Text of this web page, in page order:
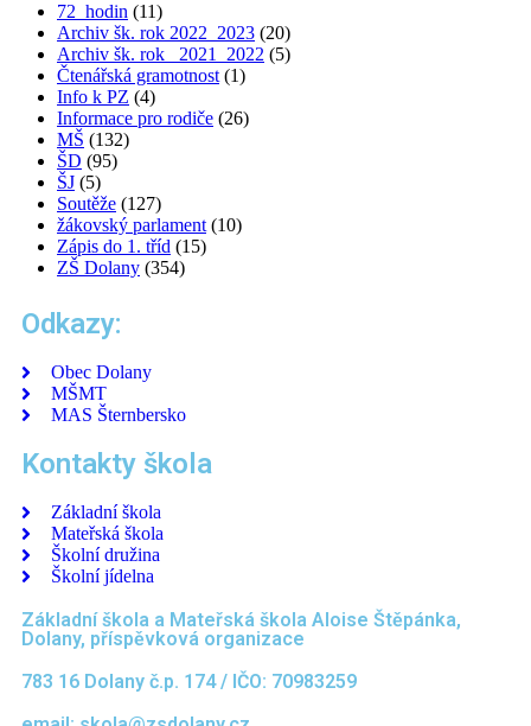
72_hodin (11)
Archiv šk. rok 2022_2023 (20)
Archiv šk. rok_ 2021_2022 (5)
Čtenářská gramotnost (1)
Info k PZ (4)
Informace pro rodiče (26)
MŠ (132)
ŠD (95)
ŠJ (5)
Soutěže (127)
žákovský parlament (10)
Zápis do 1. tříd (15)
ZŠ Dolany (354)
Odkazy:
Obec Dolany
MŠMT
MAS Šternbersko
Kontakty škola
Základní škola
Mateřská škola
Školní družina
Školní jídelna
Základní škola a Mateřská škola Aloise Štěpánka,
Dolany, příspěvková organizace
783 16 Dolany č.p. 174 / IČO: 70983259